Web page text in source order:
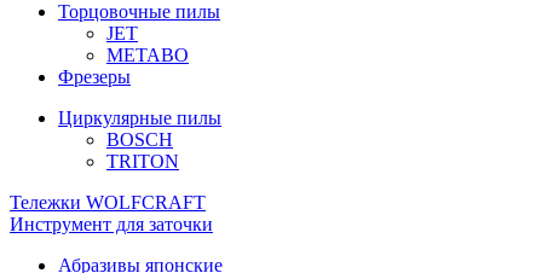
Торцовочные пилы
JET
METABO
Фрезеры
Циркулярные пилы
BOSCH
TRITON
Тележки WOLFCRAFT
Инструмент для заточки
Абразивы японские